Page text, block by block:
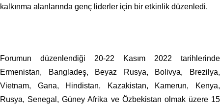
kalkınma alanlarında genç liderler için bir etkinlik düzenledi.
Forumun düzenlendiği 20-22 Kasım 2022 tarihlerinde
Ermenistan, Bangladeş, Beyaz Rusya, Bolivya, Brezilya,
Vietnam, Gana, Hindistan, Kazakistan, Kamerun, Kenya,
Rusya, Senegal, Güney Afrika ve Özbekistan olmak üzere 15